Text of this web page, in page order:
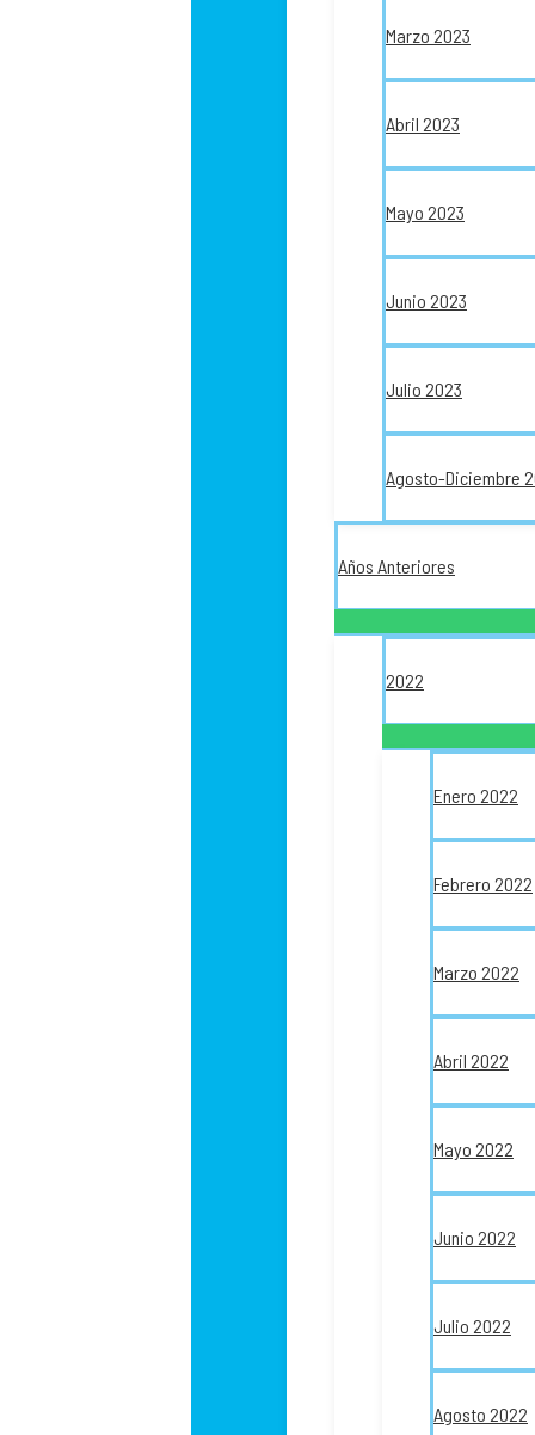
Marzo 2023
Abril 2023
Mayo 2023
Junio 2023
Julio 2023
Agosto-Diciembre
Años Anteriores
2022
Enero 2022
Febrero 2022
Marzo 2022
Abril 2022
Mayo 2022
Junio 2022
Julio 2022
Agosto 2022